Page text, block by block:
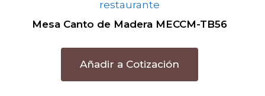
Mesa Canto de Madera MECCM-TB56
Añadir a Cotización